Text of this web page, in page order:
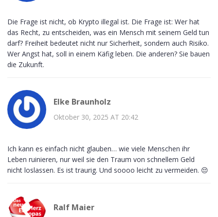
Die Frage ist nicht, ob Krypto illegal ist. Die Frage ist: Wer hat
das Recht, zu entscheiden, was ein Mensch mit seinem Geld tun
darf? Freiheit bedeutet nicht nur Sicherheit, sondern auch Risiko.
Wer Angst hat, soll in einem Käfig leben. Die anderen? Sie bauen
die Zukunft.
Elke Braunholz
Oktober 30, 2025 AT 20:42
Ich kann es einfach nicht glauben… wie viele Menschen ihr
Leben ruinieren, nur weil sie den Traum von schnellem Geld
nicht loslassen. Es ist traurig. Und soooo leicht zu vermeiden. 😔
Ralf Maier